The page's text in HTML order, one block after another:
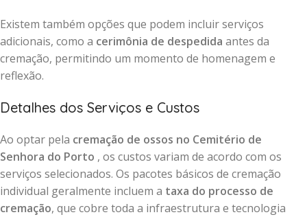
Existem também opções que podem incluir serviços
adicionais, como a cerimônia de despedida antes da
cremação, permitindo um momento de homenagem e
reflexão.
Detalhes dos Serviços e Custos
Ao optar pela cremação de ossos no Cemitério de
Senhora do Porto , os custos variam de acordo com os
serviços selecionados. Os pacotes básicos de cremação
individual geralmente incluem a taxa do processo de
cremação, que cobre toda a infraestrutura e tecnologia